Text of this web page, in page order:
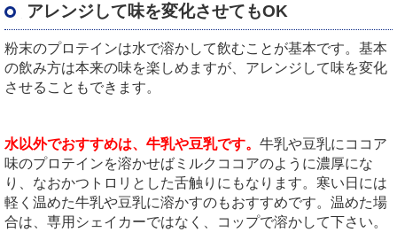
アレンジして味を変化させてもOK
粉末のプロテインは水で溶かして飲むことが基本です。基本
の飲み方は本来の味を楽しめますが、アレンジして味を変化
させることもできます。
水以外でおすすめは、牛乳や豆乳です。 牛乳や豆乳にココア
味のプロテインを溶かせばミルクココアのように濃厚にな
り、なおかつトロリとした舌触りにもなります。寒い日には
軽く温めた牛乳や豆乳に溶かすのもおすすめです。温めた場
合は、専用シェイカーではなく、コップで溶かして下さい。